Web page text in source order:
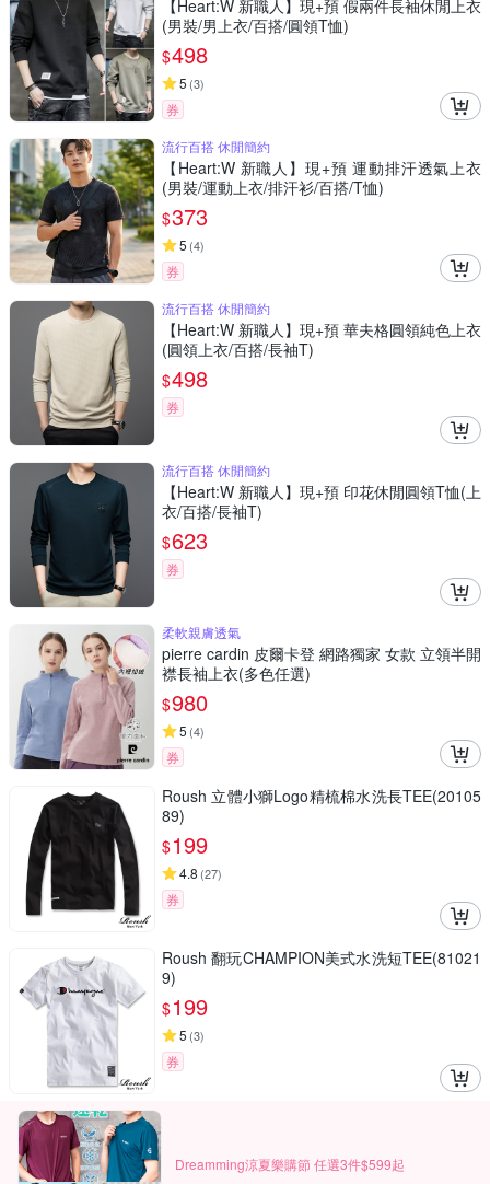
【Heart:W 新職人】現+預 假兩件長袖休閒上衣
(男裝/男上衣/百搭/圓領T恤)
$498
5 (3)
券
流行百搭 休閒簡約
【Heart:W 新職人】現+預 運動排汗透氣上衣
(男裝/運動上衣/排汗衫/百搭/T恤)
$373
5 (4)
券
流行百搭 休閒簡約
【Heart:W 新職人】現+預 華夫格圓領純色上衣
(圓領上衣/百搭/長袖T)
$498
券
流行百搭 休閒簡約
【Heart:W 新職人】現+預 印花休閒圓領T恤(上
衣/百搭/長袖T)
$623
券
柔軟親膚透氣
pierre cardin 皮爾卡登 網路獨家 女款 立領半開
襟長袖上衣(多色任選)
$980
5 (4)
券
Roush 立體小獅Logo精梳棉水洗長TEE(20105
89)
$199
4.8 (27)
券
Roush 翻玩CHAMPION美式水洗短TEE(81021
9)
$199
5 (3)
券
Dreamming涼夏樂購節 任選3件$599起